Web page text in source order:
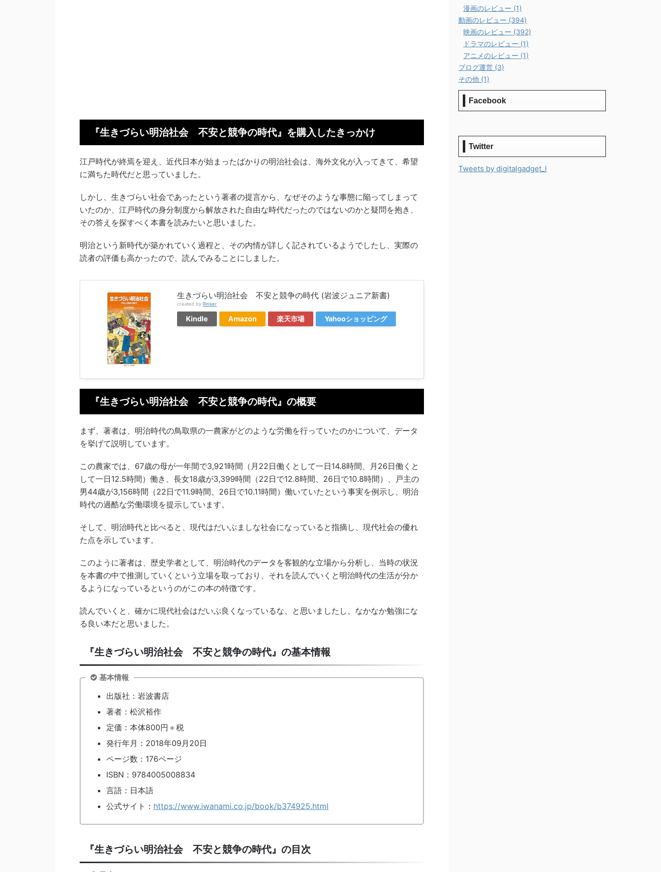
『生きづらい明治社会 不安と競争の時代』を購入したきっかけ
江戸時代が終焉を迎え、近代日本が始まったばかりの明治社会は、海外文化が入ってきて、希望
に満ちた時代だと思っていました。
しかし、生きづらい社会であったという著者の提言から、なぜそのような事態に陥ってしまって
いたのか、江戸時代の身分制度から解放された自由な時代だったのではないのかと疑問を抱き、
その答えを探すべく本書を読みたいと思いました。
明治という新時代が築かれていく過程と、その内情が詳しく記されているようでしたし、実際の
読者の評価も高かったので、読んでみることにしました。
生きづらい明治社会 不安と競争の時代 (岩波ジュニア新書)
created by Rinker
Kindle Amazon 楽天市場 Yahooショッピング
『生きづらい明治社会 不安と競争の時代』の概要
まず、著者は、明治時代の鳥取県の一農家がどのような労働を行っていたのかについて、データ
を挙げて説明しています。
この農家では、67歳の母が一年間で3,921時間（月22日働くとして一日14.8時間、月26日働くと
して一日12.5時間）働き、長女18歳が3,399時間（22日で12.8時間、26日で10.8時間）、戸主の
男44歳が3,156時間（22日で11.9時間、26日で10.11時間）働いていたという事実を例示し、明治
時代の過酷な労働環境を提示しています。
そして、明治時代と比べると、現代はだいぶましな社会になっていると指摘し、現代社会の優れ
た点を示しています。
このように著者は、歴史学者として、明治時代のデータを客観的な立場から分析し、当時の状況
を本書の中で推測していくという立場を取っており、それを読んでいくと明治時代の生活が分か
るようになっているというのがこの本の特徴です。
読んでいくと、確かに現代社会はだいぶ良くなっているな、と思いましたし、なかなか勉強にな
る良い本だと思いました。
『生きづらい明治社会 不安と競争の時代』の基本情報
基本情報
出版社：岩波書店
著者：松沢裕作
定価：本体800円＋税
発行年月：2018年09月20日
ページ数：176ページ
ISBN：9784005008834
言語：日本語
公式サイト： https://www.iwanami.co.jp/book/b374925.html
『生きづらい明治社会 不安と競争の時代』の目次
漫画のレビュー (1)
動画のレビュー (394)
映画のレビュー (392)
ドラマのレビュー (1)
アニメのレビュー (1)
ブログ運営 (3)
その他 (1)
Facebook
Twitter
Tweets by digitalgadget_l